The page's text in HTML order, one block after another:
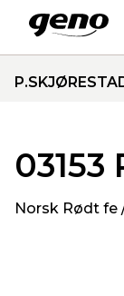
03153
Norsk Rødt fe